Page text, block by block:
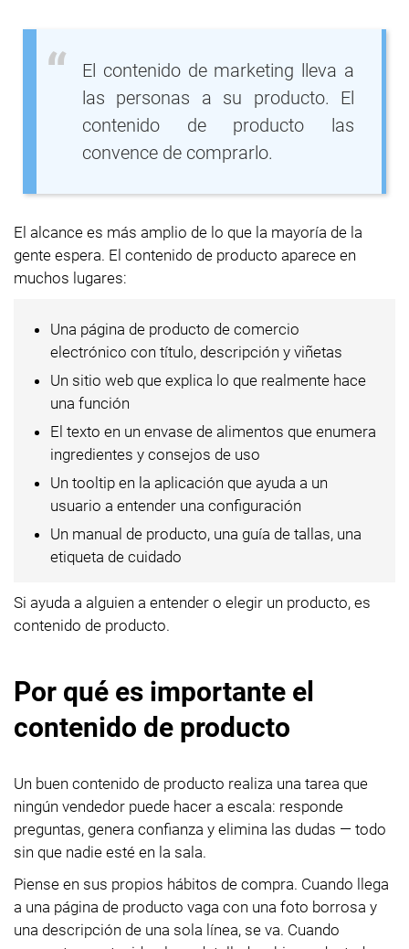
El contenido de marketing lleva a
las personas a su producto. El
contenido de producto las
convence de comprarlo.
El alcance es más amplio de lo que la mayoría de la
gente espera. El contenido de producto aparece en
muchos lugares:
Una página de producto de comercio
electrónico con título, descripción y viñetas
Un sitio web que explica lo que realmente hace
una función
El texto en un envase de alimentos que enumera
ingredientes y consejos de uso
Un tooltip en la aplicación que ayuda a un
usuario a entender una configuración
Un manual de producto, una guía de tallas, una
etiqueta de cuidado
Si ayuda a alguien a entender o elegir un producto, es
contenido de producto.
Por qué es importante el
contenido de producto
Un buen contenido de producto realiza una tarea que
ningún vendedor puede hacer a escala: responde
preguntas, genera confianza y elimina las dudas — todo
sin que nadie esté en la sala.
Piense en sus propios hábitos de compra. Cuando llega
a una página de producto vaga con una foto borrosa y
una descripción de una sola línea, se va. Cuando